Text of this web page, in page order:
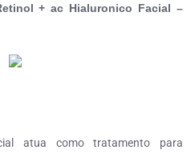
+ ac Hialuronico Facial –
atua como tratamento para